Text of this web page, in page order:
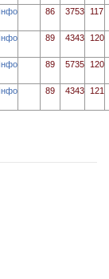
86 3753 117
89 4343 120
89 5735 120
89 4343 121